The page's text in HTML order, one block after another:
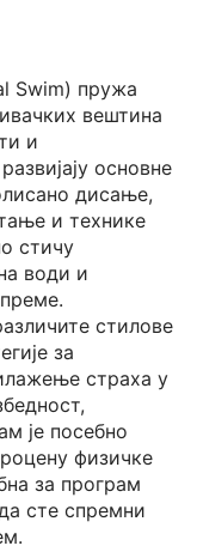
Swim) пружа
вештина
и
основне
дисање,
и технике
стичу
води и
стилове
за
страха у
је посебно
физичке
за програм
сте спремни